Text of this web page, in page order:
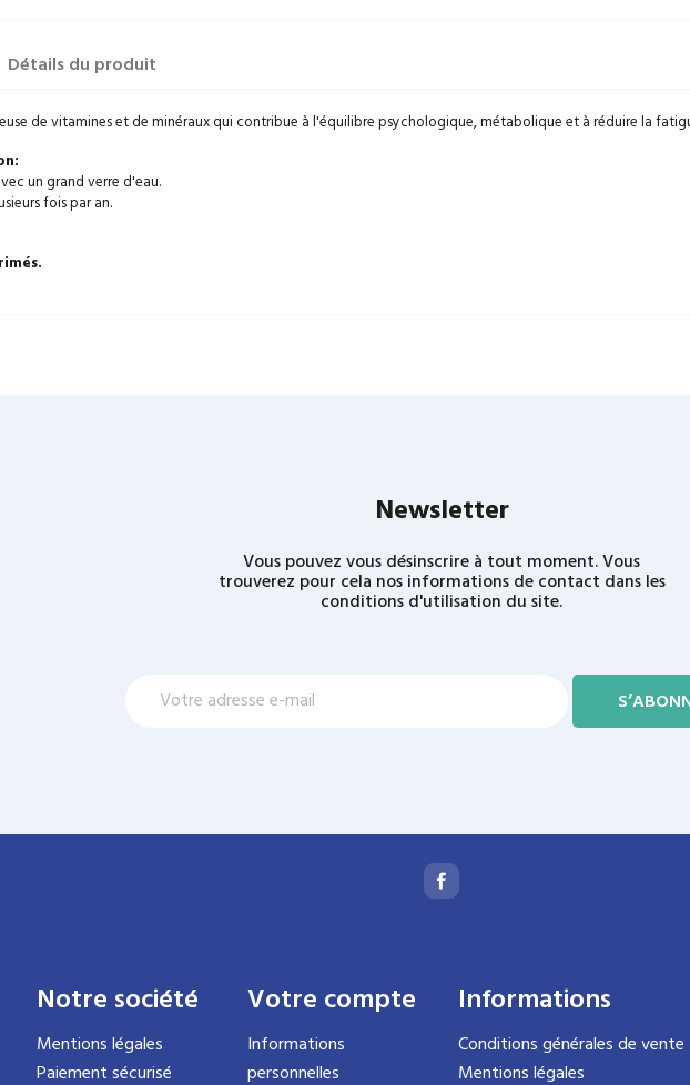
Détails du produit
de vitamines et de minéraux qui contribue à l'équilibre psychologique, métabolique et à réduire la
un grand verre d'eau.
fois par an.
Newsletter
Vous pouvez vous désinscrire à tout moment. Vous
trouverez pour cela nos informations de contact dans les
conditions d'utilisation du site.
Notre société
Mentions légales
Paiement sécurisé
Votre compte
Informations
personnelles
Informations
Conditions générales de vente
Mentions légales